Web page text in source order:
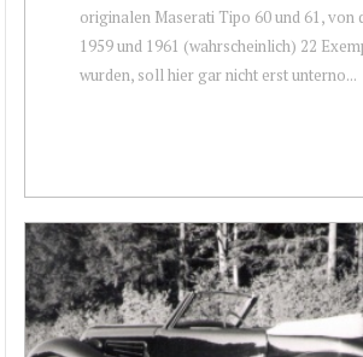
originalen Maserati Tipo 60 und 61, von
1959 und 1961 (wahrscheinlich) 22
wurden, soll hier gar nicht erst unterno...